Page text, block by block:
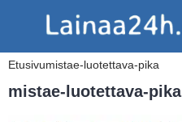
Etusivumistae-luotettava-pika
mistae-luotettava-pika